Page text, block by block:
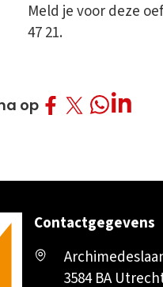
Meld je voor deze
47 21.
opDeel opDeel op
Deel op
Deel
Contactgegevens
3584 BA